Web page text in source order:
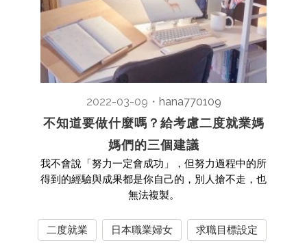
2022-03-09 ・ hana770109
不知道要做什麼嗎？給考慮二度就業媽
媽們的三個建議
我不會說「努力一定會成功」，但努力過程中的所
得到的經驗與成果都是你自己的，別人搶不走，也
無法複製。
二度就業 日本職業婦女 求職目標設定